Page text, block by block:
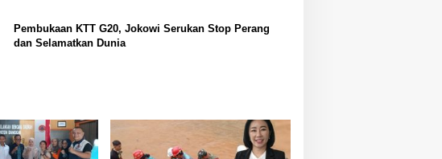
Pembukaan KTT G20, Jokowi Serukan Stop Perang
dan Selamatkan Dunia